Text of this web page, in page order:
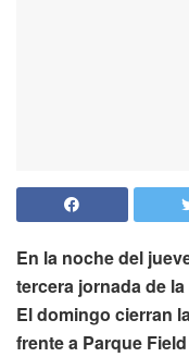
En la noche del
tercera jornada de
El domingo cierran
frente a Parque